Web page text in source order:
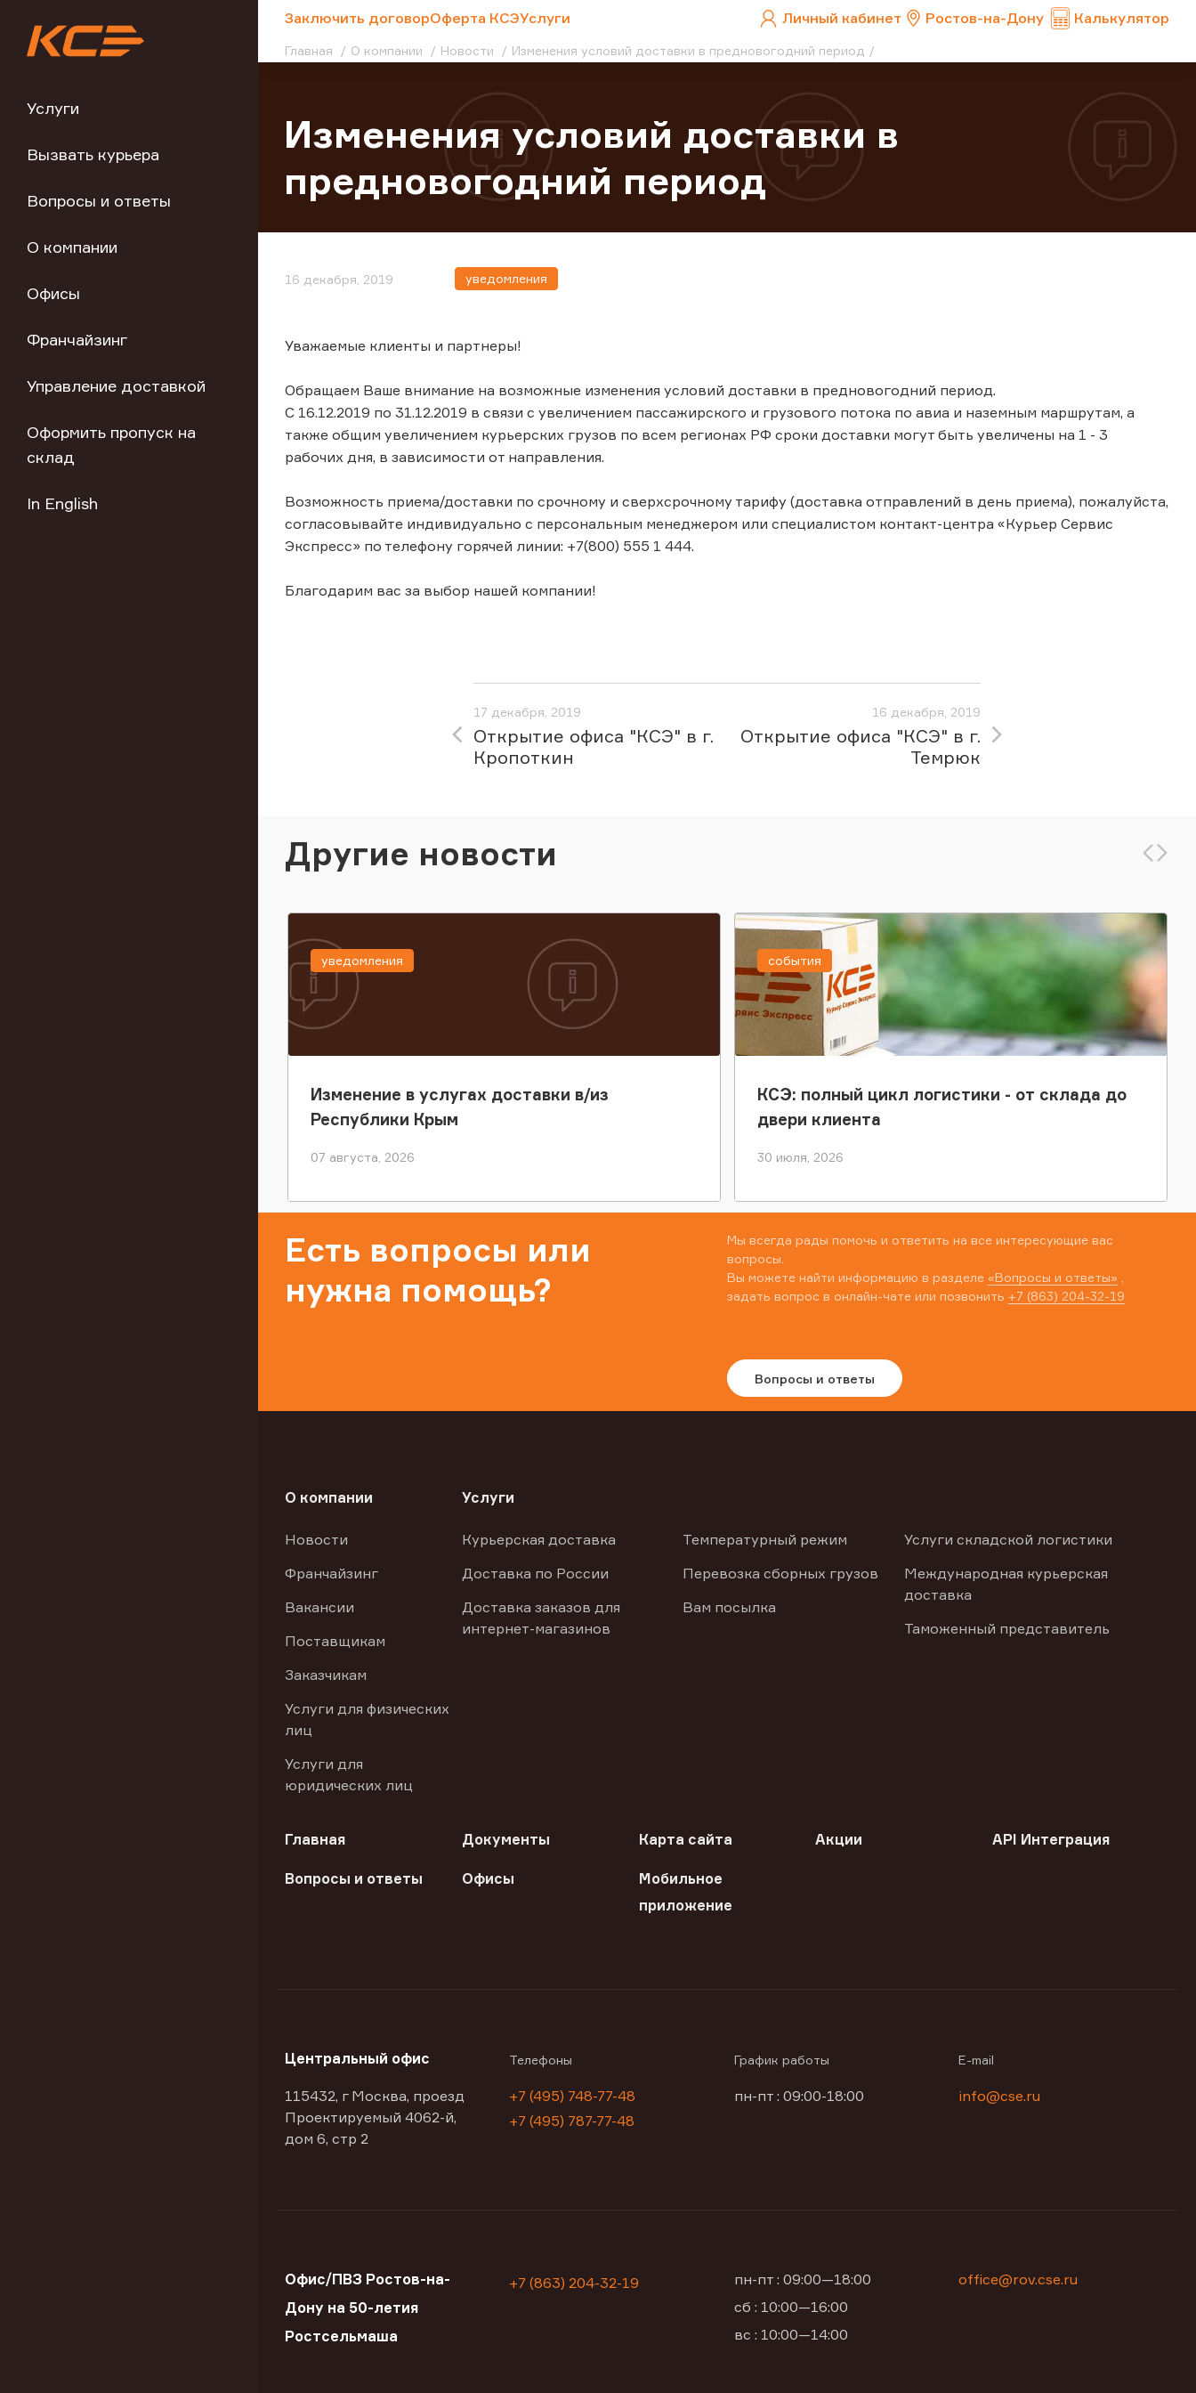
Услуги
Вызвать курьера
Вопросы и ответы
О компании
Офисы
Франчайзинг
Управление доставкой
Оформить пропуск на
склад
In English
Заключить договорОферта КСЭУслуги Личный кабинет Ростов-на-Дону Калькулятор
Главная О компании Новости Изменения условий доставки в предновогодний период
Изменения условий доставки в
предновогодний период
16 декабря, 2019 уведомления
Уважаемые клиенты и партнеры!
Обращаем Ваше внимание на возможные изменения условий доставки в предновогодний период.
С 16.12.2019 по 31.12.2019 в связи с увеличением пассажирского и грузового потока по авиа и наземным маршрутам, а
также общим увеличением курьерских грузов по всем регионах РФ сроки доставки могут быть увеличены на 1 - 3
рабочих дня, в зависимости от направления.
Возможность приема/доставки по срочному и сверхсрочному тарифу (доставка отправлений в день приема), пожалуйста,
согласовывайте индивидуально с персональным менеджером или специалистом контакт-центра «Курьер Сервис
Экспресс» по телефону горячей линии: +7(800) 555 1 444.
Благодарим вас за выбор нашей компании!
17 декабря, 2019
Открытие офиса "КСЭ" в г.
Кропоткин
16 декабря, 2019
Открытие офиса "КСЭ" в г.
Темрюк
Другие новости
Изменение в услугах доставки в/из
Республики Крым
07 августа, 2026
уведомления
КСЭ: полный цикл логистики - от склада до
двери клиента
30 июля, 2026
события
Есть вопросы или
нужна помощь?
Мы всегда рады помочь и ответить на все интересующие вас
вопросы.
Вы можете найти информацию в разделе «Вопросы и ответы»
задать вопрос в онлайн-чате или позвонить +7 (863) 204-32-19
Вопросы и ответы
О компании
Новости
Франчайзинг
Вакансии
Поставщикам
Заказчикам
Услуги для физических
лиц
Услуги для
юридических лиц
Услуги
Курьерская доставка
Доставка по России
Доставка заказов для
интернет-магазинов
Температурный режим
Перевозка сборных грузов
Вам посылка
Услуги складской логистики
Международная курьерская
доставка
Таможенный представитель
Главная Документы Карта сайта Акции API Интеграция
Вопросы и ответы Офисы
Мобильное
приложение
Центральный офис
115432, г Москва, проезд
Проектируемый 4062-й,
дом 6, стр 2
Телефоны
+7 (495) 748-77-48
+7 (495) 787-77-48
График работы
пн-пт : 09:00-18:00
E-mail
info@cse.ru
Офис/ПВЗ Ростов-на-
Дону на 50-летия
Ростсельмаша
+7 (863) 204-32-19
пн-пт : 09:00—18:00
сб : 10:00—16:00
вс : 10:00—14:00
office@rov.cse.ru